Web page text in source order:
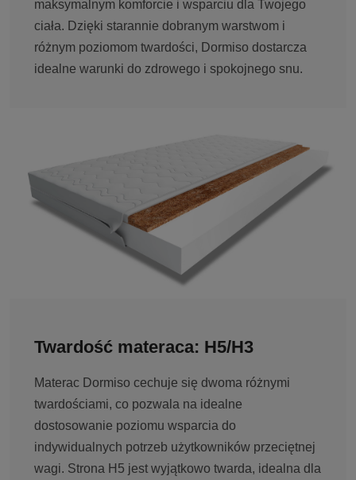
maksymalnym komforcie i wsparciu dla Twojego
ciała. Dzięki starannie dobranym warstwom i
różnym poziomom twardości, Dormiso dostarcza
idealne warunki do zdrowego i spokojnego snu.
Twardość materaca: H5/H3
Materac Dormiso cechuje się dwoma różnymi
twardościami, co pozwala na idealne
dostosowanie poziomu wsparcia do
indywidualnych potrzeb użytkowników przeciętnej
wagi. Strona H5 jest wyjątkowo twarda, idealna dla